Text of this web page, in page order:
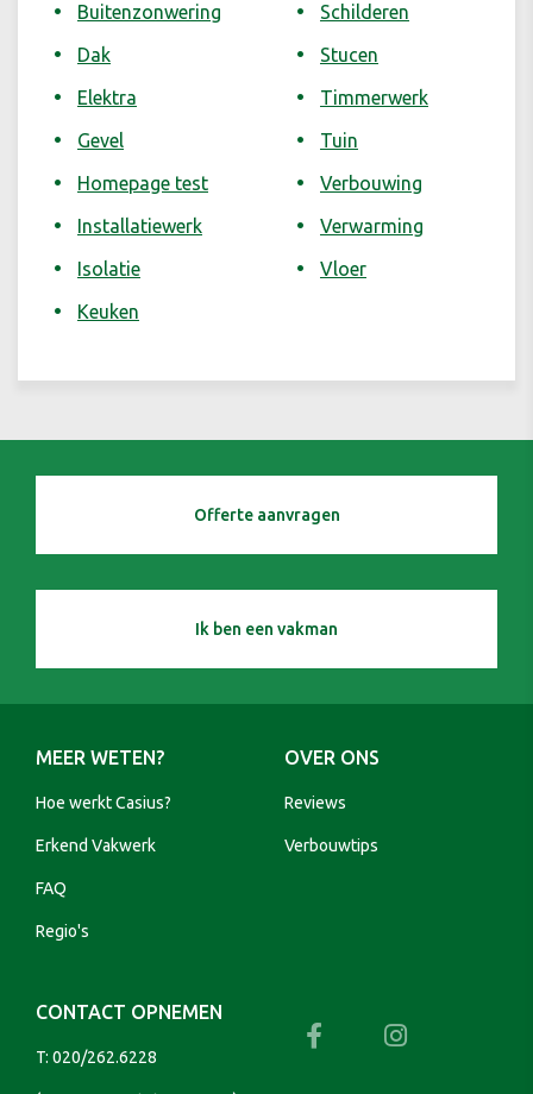
Buitenzonwering
Dak
Elektra
Gevel
Homepage test
Installatiewerk
Isolatie
Keuken
Schilderen
Stucen
Timmerwerk
Tuin
Verbouwing
Verwarming
Vloer
Offerte aanvragen
Ik ben een vakman
MEER WETEN?
Hoe werkt Casius?
Erkend Vakwerk
FAQ
Regio's
OVER ONS
Reviews
Verbouwtips
CONTACT OPNEMEN
T: 020/262.6228